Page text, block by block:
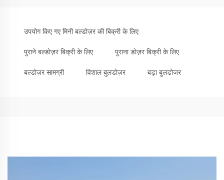
उपयोग किए गए मिनी बल्डोज़र की बिक्री के लिए
पुराने बल्डोज़र बिक्री के लिए पुराना डोज़र बिक्री के लिए
बल्डोज़र सामग्री विशाल बुलडोज़र बड़ा बुलडोजर